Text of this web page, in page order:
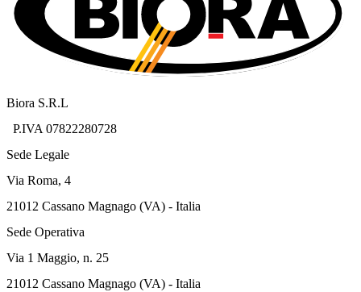
Biora S.R.L
P.IVA 07822280728
Sede Legale
Via Roma, 4
21012 Cassano Magnago (VA) - Italia
Sede Operativa
Via 1 Maggio, n. 25
21012 Cassano Magnago (VA) - Italia